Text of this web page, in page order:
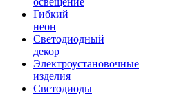
Гибкий
неон
Светодиодный
декор
Электроустановочные
изделия
Светодиоды